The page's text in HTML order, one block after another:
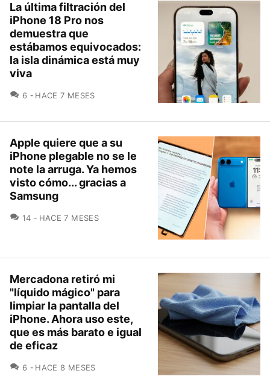
La última filtración del
iPhone 18 Pro nos
demuestra que
estábamos equivocados:
la isla dinámica está muy
viva
6 COMENTARIOS
HACE 7 MESES
Apple quiere que a su
iPhone plegable no se le
note la arruga. Ya hemos
visto cómo... gracias a
Samsung
14 COMENTARIOS
HACE 7 MESES
Mercadona retiró mi
"líquido mágico" para
limpiar la pantalla del
iPhone. Ahora uso este,
que es más barato e igual
de eficaz
6 COMENTARIOS
HACE 8 MESES